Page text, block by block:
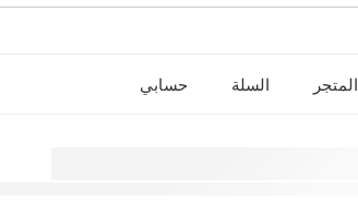
المتجر السلة حسابي